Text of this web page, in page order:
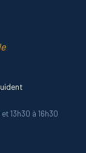
13h30 à 16h30